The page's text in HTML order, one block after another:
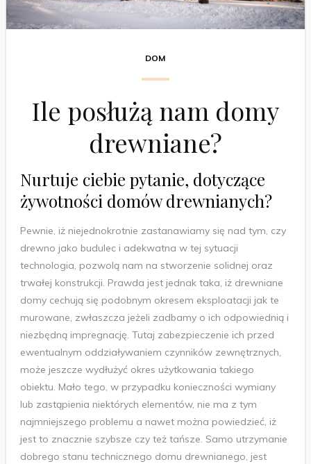
DOM
Ile posłużą nam domy
drewniane?
Nurtuje ciebie pytanie, dotyczące
żywotności domów drewnianych?
Pewnie, iż niejednokrotnie zastanawiamy się nad tym, czy
drewno jako budulec i adekwatna w tej sytuacji
technologia, pozwolą nam na stworzenie solidnej oraz
trwałej konstrukcji. Prawda jest jednak taka, iż drewniane
domy cechują się podobnym okresem eksploatacji jak te
murowane, zwłaszcza jeżeli zadbamy o ich odpowiednią i
niezbędną impregnację. Tutaj zabezpieczenie ich przed
ewentualnym oddziaływaniem czynników zewnętrznych,
może jeszcze wydłużyć okres użytkowania takiego
obiektu. Mało tego, w przypadku konieczności wymiany
lub zastąpienia niektórych elementów, nie ma z tym
najmniejszego problemu a nawet można powiedzieć, iż
jest to znacznie szybsze czy też tańsze. Samo utrzymanie
dobrego stanu technicznego domu drewnianego, jest